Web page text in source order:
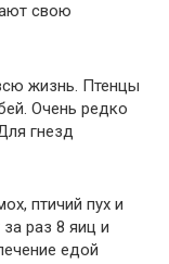
свою
жизнь. Птенцы
Очень редко
гнезд
птичий пух и
раз 8 яиц и
едой